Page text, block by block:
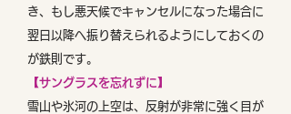
き、もし悪天候でキャンセルになった場合に
翌日以降へ振り替えられるようにしておくの
が鉄則です。
【サングラスを忘れずに】
雪山や氷河の上空は、反射が非常に強く目が